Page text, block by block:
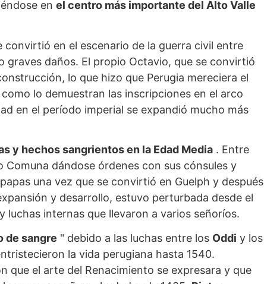
en el centro más importante del Alto Valle
convirtió en el escenario de la guerra civil entre
daños. El propio Octavio, que se convirtió
lo que hizo que Perugia mereciera el
como lo demuestran las inscripciones en el arco
en el período imperial se expandió mucho más
y hechos sangrientos en la Edad Media . Entre
dándose órdenes con sus cónsules y
una vez que se convirtió en Guelph y después
y desarrollo, estuvo perturbada desde el
luchas internas que llevaron a varios señoríos.
de sangre " debido a las luchas entre los Oddi y los
la vida perugiana hasta 1540.
que el arte del Renacimiento se expresara y que